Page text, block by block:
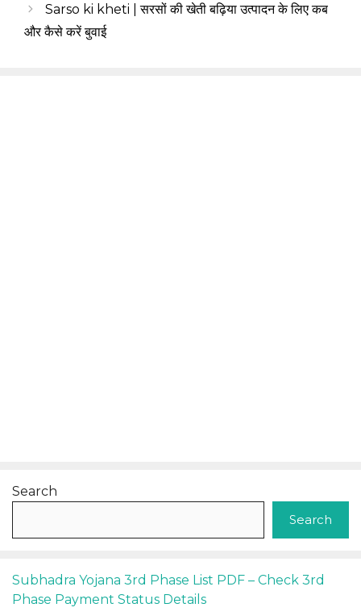
Sarso ki kheti | सरसों की खेती बढ़िया उत्पादन के लिए कब
और कैसे करें बुवाई
Search
Search
Subhadra Yojana 3rd Phase List PDF – Check 3rd
Phase Payment Status Details